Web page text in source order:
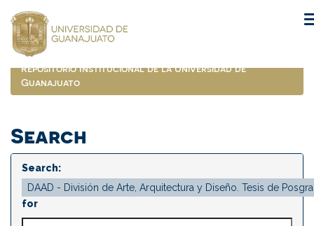
navigation
Repositorio Institucional de la Universidad de
Guanajuato
Search
Search:
for